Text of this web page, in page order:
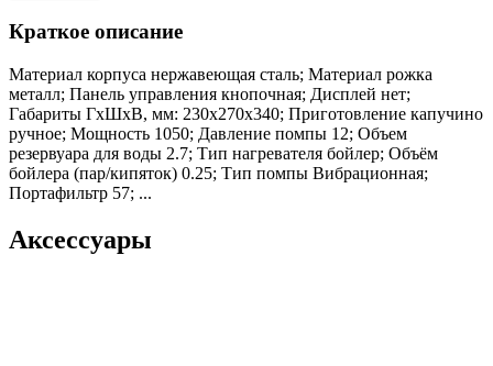
Краткое описание
Материал корпуса нержавеющая сталь; Материал рожка
металл; Панель управления кнопочная; Дисплей нет;
Габариты ГхШхВ, мм: 230х270х340; Приготовление капучино
ручное; Мощность 1050; Давление помпы 12; Объем
резервуара для воды 2.7; Тип нагревателя бойлер; Объём
бойлера (пар/кипяток) 0.25; Тип помпы Вибрационная;
Портафильтр 57; ...
Аксессуары